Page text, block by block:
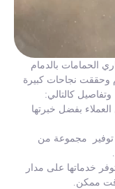
الحمامات بالدمام
وحققت نجاحات كبيرة
كالتالي:
بفضل خبرتها
توفير مجموعة من
خدماتها على مدار
ممكن.